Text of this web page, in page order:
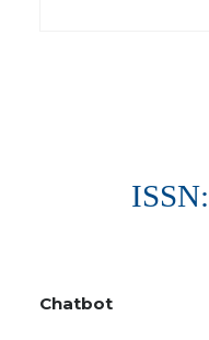
Chatbot